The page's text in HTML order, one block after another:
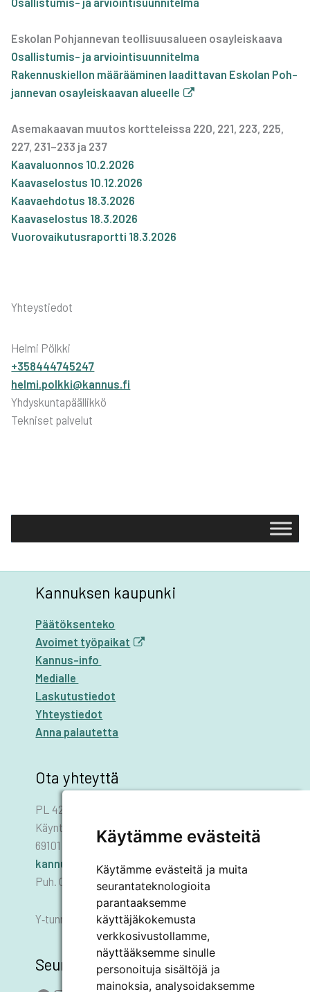
Käytämme evästeitä
Käytämme evästeitä ja muita
seurantateknologioita
parantaaksemme
käyttäjäkokemusta
verkkosivustollamme,
näyttääksemme sinulle
personoituja sisältöjä ja
mainoksia, analysoidaksemme
Esko­lan Poh­jan­ne­van teol­li­suusa­lu­een osay­leis­kaa­va
Osal­lis­tu­mis- ja arvioin­ti­suun­ni­tel­ma
Raken­nus­kiel­lon mää­rää­mi­nen laa­dit­ta­van Esko­lan Poh­
jan­ne­van osay­leis­kaa­van alu­eel­le
Ase­ma­kaa­van muu­tos kort­te­leis­sa 220, 221, 223, 225,
227, 231–233 ja 237
Kaa­va­luon­nos 10.2.2026
Kaa­va­se­los­tus 10.12.2026
Kaa­vaeh­do­tus 18.3.2026
Kaa­va­se­los­tus 18.3.2026
Vuo­ro­vai­ku­tus­ra­port­ti 18.3.2026
Yhteystiedot
Helmi Pölkki
+358444745247
helmi.polkki@kannus.fi
Yhdyskuntapäällikkö
Tekniset palvelut
Kannuksen kaupunki
Päätöksenteko
Avoimet työpaikat
Kannus-info
Medialle
Laskutustiedot
Yhteystiedot
Anna palautetta
Ota yhteyttä
PL 42
Käyntiosoite: Asematie 1
69101 KANNUS
kannus.kaupunki@kannus.ﬁ
Puh. 06 8745 111
Y‑tunnus 0178455–6
Seuraa meitä